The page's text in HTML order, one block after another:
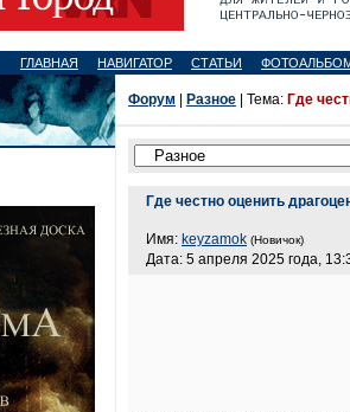
ГЛАВНАЯ НАВИГАТОР СТАТЬИ
Форум Разное | Тема: Где
Где честно оценить
Имя: keyzamok (Новичок)
Дата: 5 апреля 2025 года,